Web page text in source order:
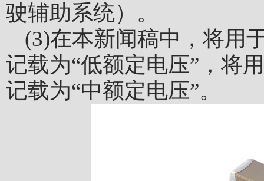
驶辅助系统）。
(3)在本新闻稿中，将用
记载为“低额定电压”，将
记载为“中额定电压”。